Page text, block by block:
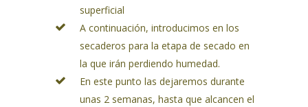
superficial
A continuación, introducimos en los
secaderos para la etapa de secado en
la que irán perdiendo humedad.
En este punto las dejaremos durante
unas 2 semanas, hasta que alcancen el